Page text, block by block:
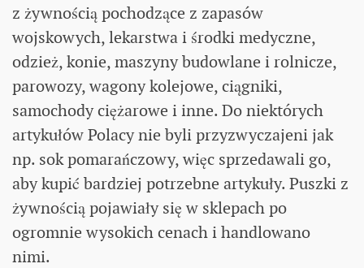
z żywnością pochodzące z zapasów
wojskowych, lekarstwa i środki medyczne,
odzież, konie, maszyny budowlane i rolnicze,
parowozy, wagony kolejowe, ciągniki,
samochody ciężarowe i inne. Do niektórych
artykułów Polacy nie byli przyzwyczajeni jak
np. sok pomarańczowy, więc sprzedawali go,
aby kupić bardziej potrzebne artykuły. Puszki z
żywnością pojawiały się w sklepach po
ogromnie wysokich cenach i handlowano
nimi.